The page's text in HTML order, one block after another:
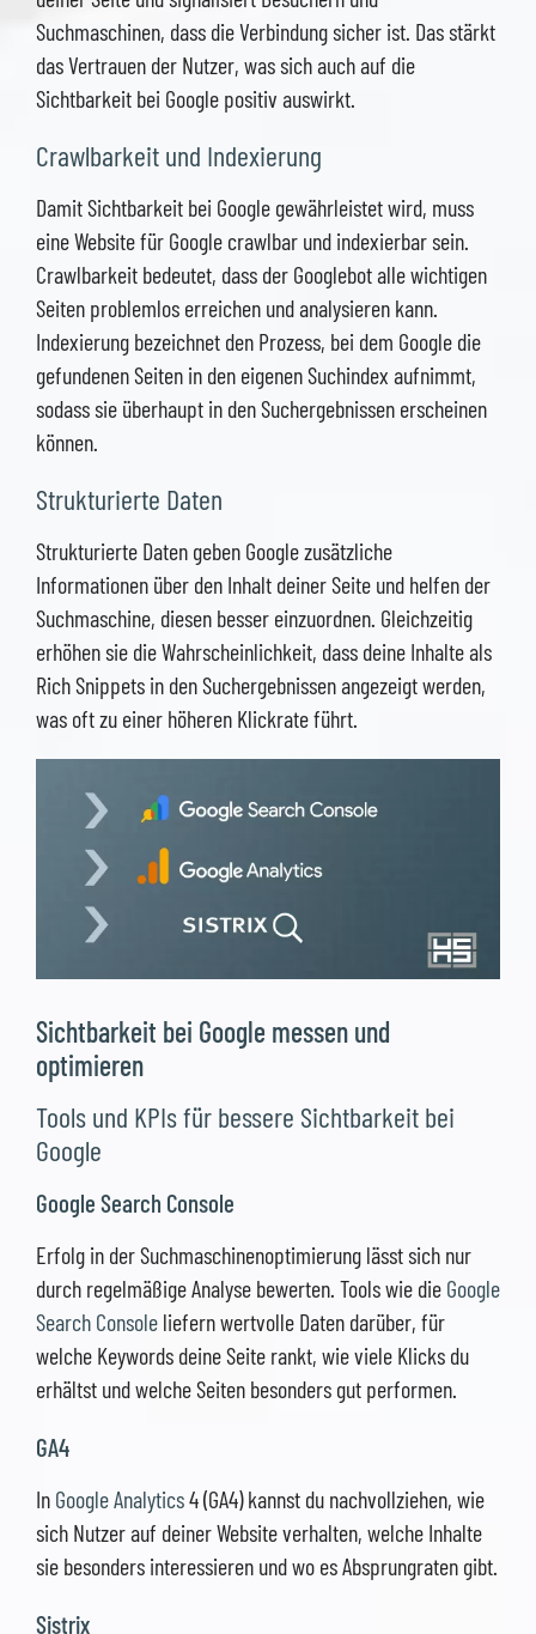
Suchmaschinen, dass die Verbindung sicher ist. Das stärkt
das Vertrauen der Nutzer, was sich auch auf die
Sichtbarkeit bei Google positiv auswirkt.
Crawlbarkeit und Indexierung
Damit Sichtbarkeit bei Google gewährleistet wird, muss
eine Website für Google crawlbar und indexierbar sein.
Crawlbarkeit bedeutet, dass der Googlebot alle wichtigen
Seiten problemlos erreichen und analysieren kann.
Indexierung bezeichnet den Prozess, bei dem Google die
gefundenen Seiten in den eigenen Suchindex aufnimmt,
sodass sie überhaupt in den Suchergebnissen erscheinen
können.
Strukturierte Daten
Strukturierte Daten geben Google zusätzliche
Informationen über den Inhalt deiner Seite und helfen der
Suchmaschine, diesen besser einzuordnen. Gleichzeitig
erhöhen sie die Wahrscheinlichkeit, dass deine Inhalte als
Rich Snippets in den Suchergebnissen angezeigt werden,
was oft zu einer höheren Klickrate führt.
Sichtbarkeit bei Google messen und
optimieren
Tools und KPIs für bessere Sichtbarkeit bei
Google
Google Search Console
Erfolg in der Suchmaschinenoptimierung lässt sich nur
durch regelmäßige Analyse bewerten. Tools wie die Google
Search Consoleliefern wertvolle Daten darüber, für
welche Keywords deine Seite rankt, wie viele Klicks du
erhältst und welche Seiten besonders gut performen.
GA4
In Google Analytics4 (GA4) kannst du nachvollziehen, wie
sich Nutzer auf deiner Website verhalten, welche Inhalte
sie besonders interessieren und wo es Absprungraten gibt.
Sistrix